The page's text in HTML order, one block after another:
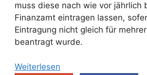
muss diese nach wie vor jährlich
Finanzamt eintragen lassen,
Eintragung nicht gleich für
beantragt wurde.
Weiterlesen